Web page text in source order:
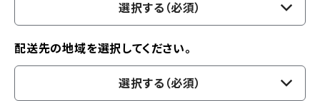
選択する（必須）
配送先の地域を選択してください。
選択する（必須）